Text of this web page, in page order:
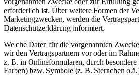
vorgenannten Zwecke oder zur Erfüllung
erforderlich ist. Über weitere Formen der
Marketingzwecken, werden die
Datenschutzerklärung informiert.
Welche Daten für die vorgenannten
wir den Vertragspartnern vor oder im
z. B. in Onlineformularen, durch
Farben) bzw. Symbole (z. B. Sternchen